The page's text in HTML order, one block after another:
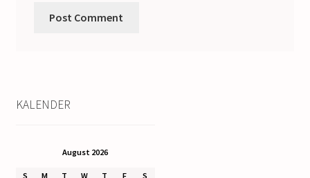
KALENDER
August 2026
S M T W T F
S